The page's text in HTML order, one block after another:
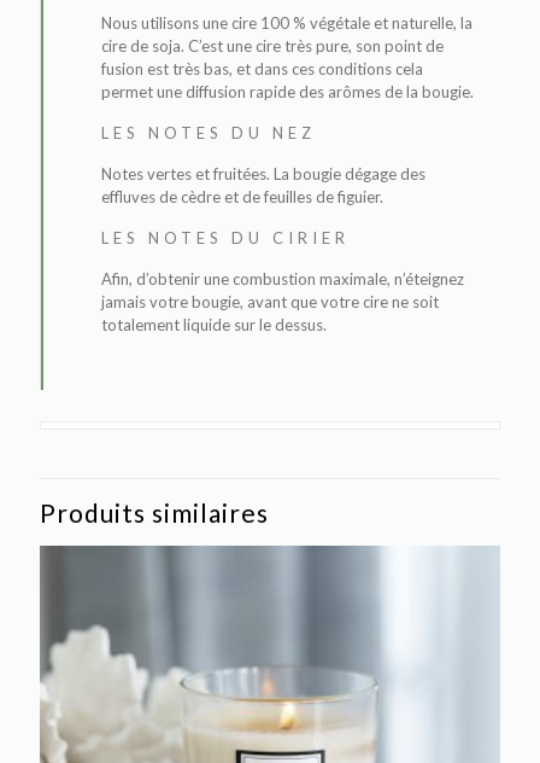
Nous utilisons une cire 100 % végétale et naturelle, la
cire de soja. C’est une cire très pure, son point de
fusion est très bas, et dans ces conditions cela
permet une diffusion rapide des arômes de la bougie.
LES NOTES DU NEZ
Notes vertes et fruitées. La bougie dégage des
effluves de cèdre et de feuilles de figuier.
LES NOTES DU CIRIER
Afin, d’obtenir une combustion maximale, n’éteignez
jamais votre bougie, avant que votre cire ne soit
totalement liquide sur le dessus.
Produits similaires